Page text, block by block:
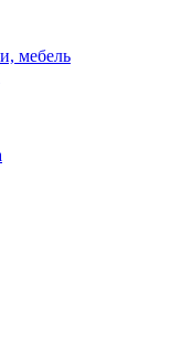
мебель